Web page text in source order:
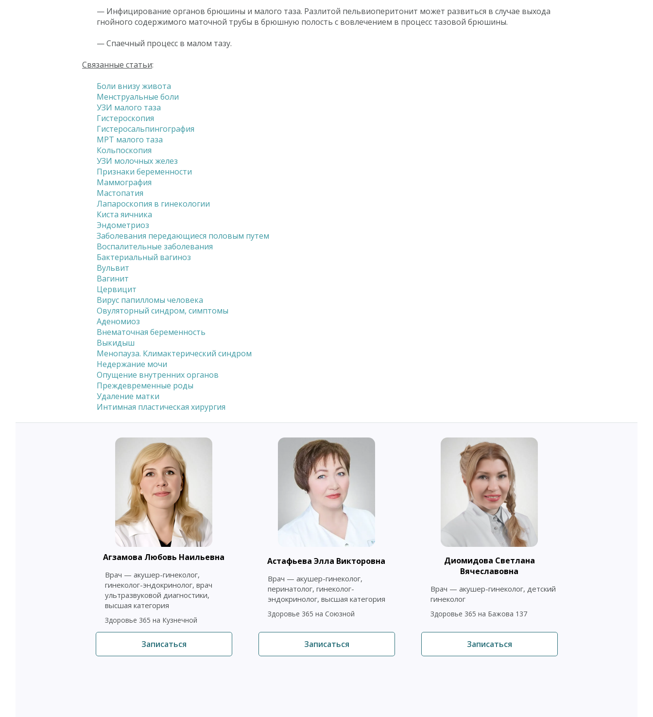
— Инфицирование органов брюшины и малого таза. Разлитой пельвиоперитонит может развиться в случае выхода
гнойного содержимого маточной трубы в брюшную полость с вовлечением в процесс тазовой брюшины.
— Спаечный процесс в малом тазу.
Связанные статьи:
Боли внизу живота
Менструальные боли
УЗИ малого таза
Гистероскопия
Гистеросальпингография
МРТ малого таза
Кольпоскопия
УЗИ молочных желез
Признаки беременности
Маммография
Мастопатия
Лапароскопия в гинекологии
Киста яичника
Эндометриоз
Заболевания передающиеся половым путем
Воспалительные заболевания
Бактериальный вагиноз
Вульвит
Вагинит
Цервицит
Вирус папилломы человека
Овуляторный синдром, симптомы
Аденомиоз
Внематочная беременность
Выкидыш
Менопауза. Климактерический синдром
Недержание мочи
Опущение внутренних органов
Преждевременные роды
Удаление матки
Интимная пластическая хирургия
Агзамова Любовь Наильевна
Врач — акушер-гинеколог,
гинеколог-эндокринолог, врач
ультразвуковой диагностики,
высшая категория
Здоровье 365 на Кузнечной
Записаться
Астафьева Элла Викторовна
Врач — акушер-гинеколог,
перинатолог, гинеколог-
эндокринолог, высшая категория
Здоровье 365 на Союзной
Записаться
Диомидова Светлана
Вячеславовна
Врач — акушер-гинеколог, детский
гинеколог
Здоровье 365 на Бажова 137
Записаться